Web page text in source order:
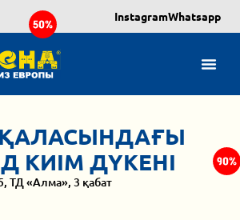
InstagramWhatsapp
КИІМ ДҮКЕНІ
ТД «Алма», 3 қабат